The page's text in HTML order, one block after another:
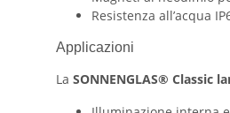
Resistenza all’acqua
Applicazioni
La SONNENGLAS® Classic